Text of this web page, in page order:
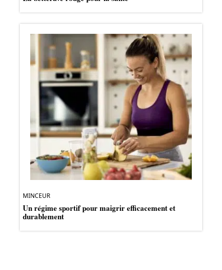
MINCEUR
Un régime sportif pour maigrir efficacement et
durablement